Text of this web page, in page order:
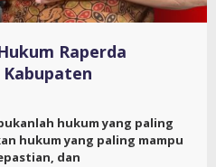
Raperda
hukum yang paling
hukum yang paling mampu
dan